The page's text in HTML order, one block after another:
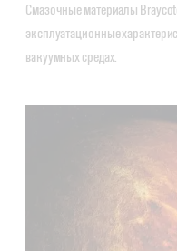
Смазочные материалы
эксплуатационные
вакуумных средах.